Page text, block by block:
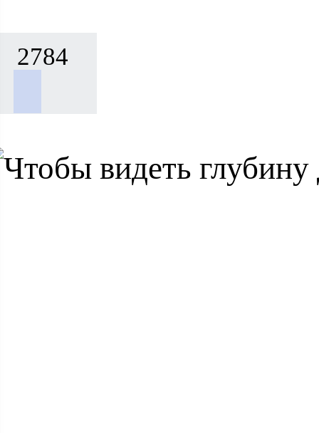
2784